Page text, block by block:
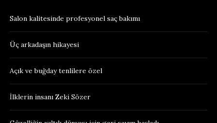
Salon kalitesinde profesyonel saç bakımı
Üç arkadaşın hikayesi
Açık ve buğday tenlilere özel
İlklerin insanı Zeki Sözer